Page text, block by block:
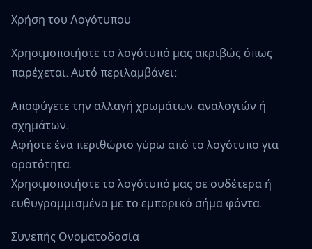
Χρήση του Λογότυπου
Χρησιμοποιήστε το λογότυπό μας ακριβώς όπως
παρέχεται. Αυτό περιλαμβάνει:
Αποφύγετε την αλλαγή χρωμάτων, αναλογιών ή
σχημάτων.
Αφήστε ένα περιθώριο γύρω από το λογότυπο για
ορατότητα.
Χρησιμοποιήστε το λογότυπό μας σε ουδέτερα ή
ευθυγραμμισμένα με το εμπορικό σήμα φόντα.
Συνεπής Ονοματοδοσία